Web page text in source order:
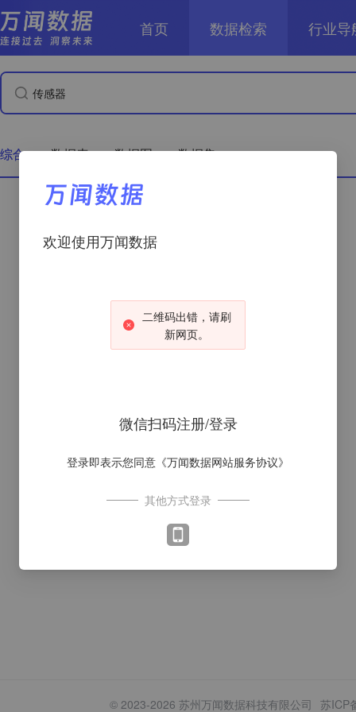
首页 数据检索 行业导
综合 数据表 数据图 数据集
© 2023-2026 苏州万闻数据科技有限公司 苏ICP
万闻数据
欢迎使用万闻数据
二维码出错，请刷
新网页。
微信扫码注册/登录
登录即表示您同意 《万闻数据网站服务协议》
其他方式登录